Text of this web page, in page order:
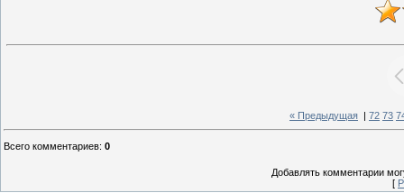
« Предыдущая 72 73
Всего комментариев: 0
Добавлять комментарии
[